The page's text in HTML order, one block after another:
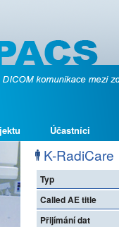
Účastníci
K-RadiCare
Typ
Called AE title
Přijímání dat